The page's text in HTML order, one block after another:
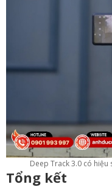
Deep Track 3.0 có
Tổng kết